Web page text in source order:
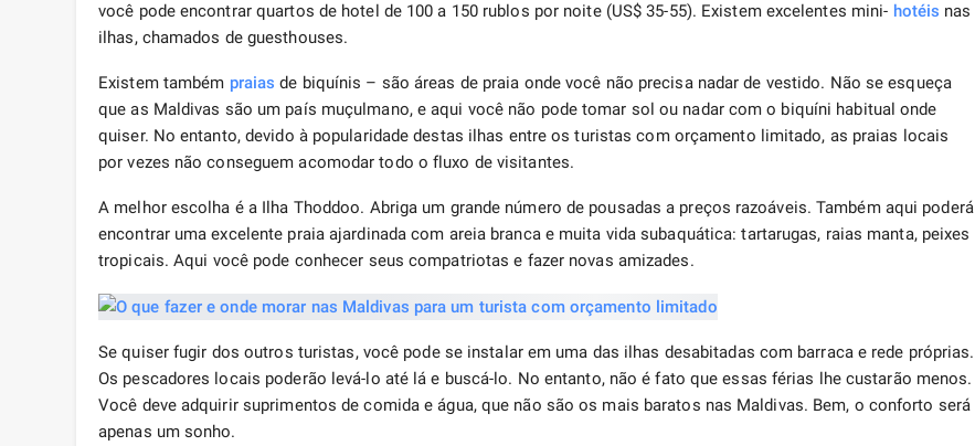
você pode encontrar quartos de hotel de 100 a 150 rublos por noite (US$ 35-55). Existem excelentes mini- hotéis nas
ilhas, chamados de guesthouses.
Existem também praias de biquínis – são áreas de praia onde você não precisa nadar de vestido. Não se esqueça
que as Maldivas são um país muçulmano, e aqui você não pode tomar sol ou nadar com o biquíni habitual onde
quiser. No entanto, devido à popularidade destas ilhas entre os turistas com orçamento limitado, as praias locais
por vezes não conseguem acomodar todo o fluxo de visitantes.
A melhor escolha é a Ilha Thoddoo. Abriga um grande número de pousadas a preços razoáveis. Também aqui poderá
encontrar uma excelente praia ajardinada com areia branca e muita vida subaquática: tartarugas, raias manta, peixes
tropicais. Aqui você pode conhecer seus compatriotas e fazer novas amizades.
Se quiser fugir dos outros turistas, você pode se instalar em uma das ilhas desabitadas com barraca e rede próprias.
Os pescadores locais poderão levá-lo até lá e buscá-lo. No entanto, não é fato que essas férias lhe custarão menos.
Você deve adquirir suprimentos de comida e água, que não são os mais baratos nas Maldivas. Bem, o conforto será
apenas um sonho.